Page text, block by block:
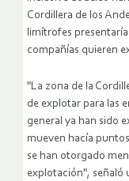
Cordillera de los
limítrofes
compañías quieren
"La zona de la
de explotar para las
general ya han sido
mueven hacía
se han otorgado
explotación", señaló